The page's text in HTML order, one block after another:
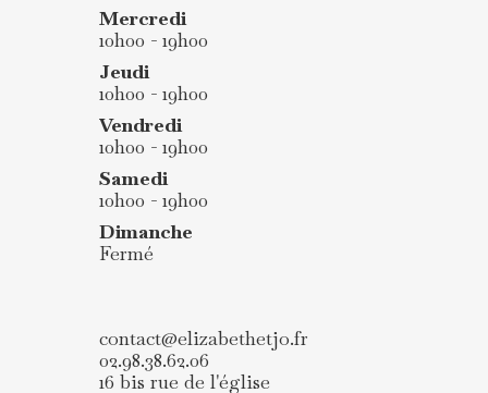
Mercredi
10h00 - 19h00
Jeudi
10h00 - 19h00
Vendredi
10h00 - 19h00
Samedi
10h00 - 19h00
Dimanche
Fermé
contact@elizabethetjo.fr
02.98.38.62.06
16 bis rue de l'église